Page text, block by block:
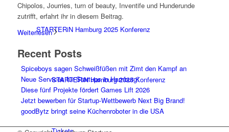
STARTERiN Hamburg 2025 Konferenz
STARTERiN Hamburg 2025 Konferenz
Chipolos, Jourries, turn of beauty, Inventife und Hunderunde
zutrifft, erfahrt ihr in diesem Beitrag.
Weiterlesen
Recent Posts
Spiceboys sagen Schweißfüßen mit Zimt den Kampf an
Neue Services für Startups in Hamburg!
Diese fünf Projekte fördert Games Lift 2026
Jetzt bewerben für Startup-Wettbewerb Next Big Brand!
goodBytz bringt seine Küchenroboter in die USA